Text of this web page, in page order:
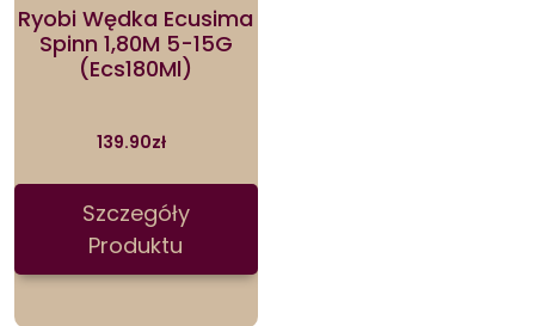
Ryobi Wędka Ecusima
Spinn 1,80M 5-15G
(Ecs180Ml)
139.90zł
Szczegóły
Produktu